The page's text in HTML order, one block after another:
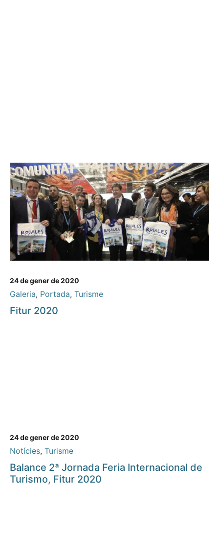
24 de gener de 2020
Galeria, Portada, Turisme
Fitur 2020
24 de gener de 2020
Notícies, Turisme
Balance 2ª Jornada Feria Internacional de
Turismo, Fitur 2020